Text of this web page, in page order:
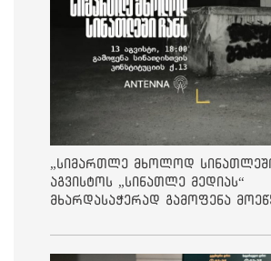
„სიმართლე მხოლოდ
აგვისტოს „სინათლე მედიას“
მხარდასაჭერად გამოფენა